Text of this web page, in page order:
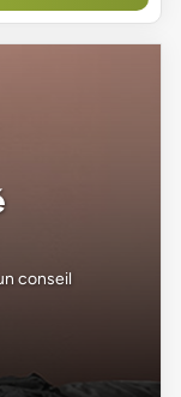
conseil